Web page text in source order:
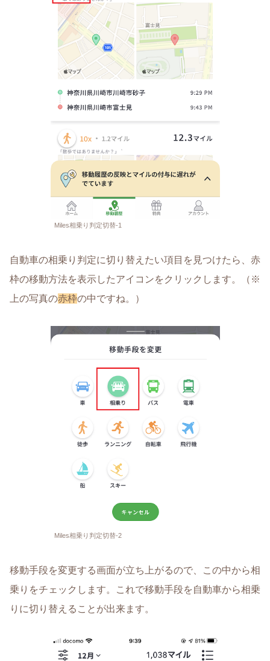
Miles相乗り判定切替-1
自動車の相乗り判定に切り替えたい項目を見つけたら、赤
枠の移動方法を表示したアイコンをクリックします。（※
上の写真の赤枠の中ですね。）
Miles相乗り判定切替-2
移動手段を変更する画面が立ち上がるので、この中から相
乗りをチェックします。これで移動手段を自動車から相乗
りに切り替えることが出来ます。